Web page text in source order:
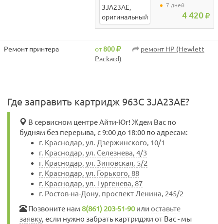
оригинальный
7 дней
4 420
Ремонт принтера от800
ремонт HP (Hewlett
Packard)
Где заправить картридж 963C 3JA23AE?
В сервисном центре Айти-Юг! Ждем Вас по
будням без перерыва, с 9:00 до 18:00 по адресам:
г. Краснодар, ул. Дзержинского, 10/1
г. Краснодар, ул. Селезнева, 4/3
г. Краснодар, ул. Зиповская, 5/2
г. Краснодар, ул. Горького, 88
г. Краснодар, ул. Тургенева, 87
г. Ростов-на-Дону, проспект Ленина, 245/2
Позвоните нам 8(861) 203-51-90или оставьте
заявку, если нужно забрать картриджи от Вас - мы